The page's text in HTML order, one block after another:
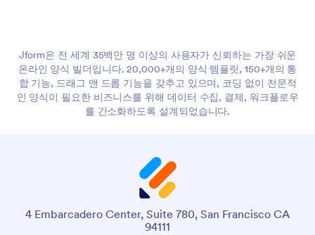
Jform은 전 세계 35백만 명 이상의 사용자가 신뢰하는 가장 쉬운
온라인 양식 빌더입니다. 20,000+개의 양식 템플릿, 150+개의 통
합 기능, 드래그 앤 드롭 기능을 갖추고 있으며, 코딩 없이 전문적
인 양식이 필요한 비즈니스를 위해 데이터 수집, 결제, 워크플로우
를 간소화하도록 설계되었습니다.
4 Embarcadero Center, Suite 780, San Francisco CA
94111